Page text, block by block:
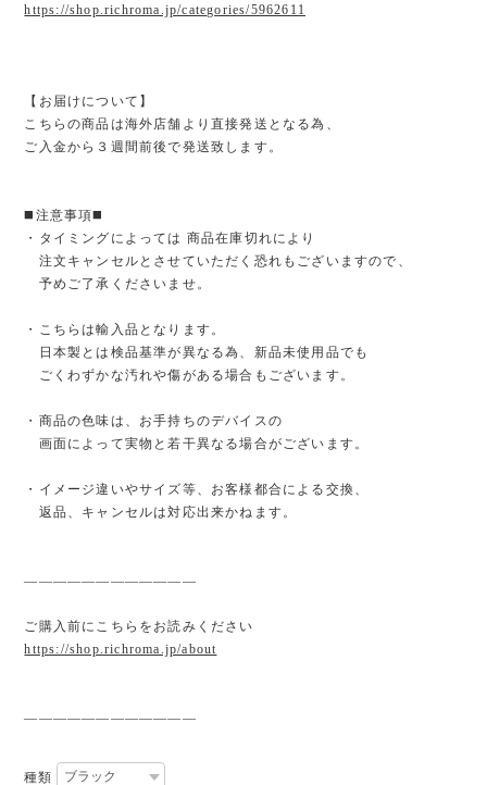
https://shop.richroma.jp/categories/5962611
【お届けについて】
こちらの商品は海外店舗より直接発送となる為、
ご入金から３週間前後で発送致します。
◼️注意事項◼️
・タイミングによっては 商品在庫切れにより
注文キャンセルとさせていただく恐れもございますので、
予めご了承くださいませ。
・こちらは輸入品となります。
日本製とは検品基準が異なる為、新品未使用品でも
ごくわずかな汚れや傷がある場合もございます。
・商品の色味は、お手持ちのデバイスの
画面によって実物と若干異なる場合がございます。
・イメージ違いやサイズ等、お客様都合による交換、
返品、キャンセルは対応出来かねます。
————————————
ご購入前にこちらをお読みください
https://shop.richroma.jp/about
————————————
種類